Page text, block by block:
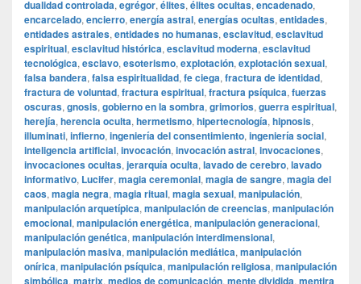
dualidad controlada, egrégor, élites, élites ocultas, encadenado,
encarcelado, encierro, energía astral, energías ocultas, entidades,
entidades astrales, entidades no humanas, esclavitud, esclavitud
espiritual, esclavitud histórica, esclavitud moderna, esclavitud
tecnológica, esclavo, esoterismo, explotación, explotación sexual,
falsa bandera, falsa espiritualidad, fe ciega, fractura de identidad,
fractura de voluntad, fractura espiritual, fractura psíquica, fuerzas
oscuras, gnosis, gobierno en la sombra, grimorios, guerra espiritual,
herejía, herencia oculta, hermetismo, hipertecnología, hipnosis,
illuminati, infierno, ingeniería del consentimiento, ingeniería social,
inteligencia artificial, invocación, invocación astral, invocaciones,
invocaciones ocultas, jerarquía oculta, lavado de cerebro, lavado
informativo, Lucifer, magia ceremonial, magia de sangre, magia del
caos, magia negra, magia ritual, magia sexual, manipulación,
manipulación arquetípica, manipulación de creencias, manipulación
emocional, manipulación energética, manipulación generacional,
manipulación genética, manipulación interdimensional,
manipulación masiva, manipulación mediática, manipulación
onírica, manipulación psíquica, manipulación religiosa, manipulación
simbólica, matrix, medios de comunicación, mente dividida, mentira